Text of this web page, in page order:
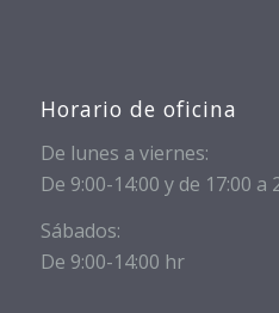
Horario de oficina
De lunes a viernes:
De 9:00-14:00 y de 17:00 a
Sábados:
De 9:00-14:00 hr